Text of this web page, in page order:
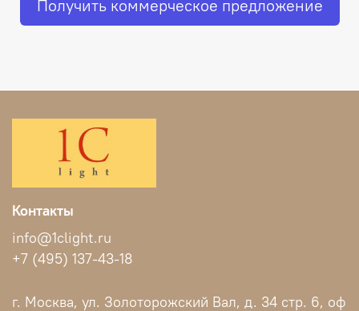
Получить коммерческое предложение
Контакты
info@1clight.ru
+7 (495) 137-43-18
г. Москва, ул. Золоторожский Вал, д. 34 стр. 6, оф